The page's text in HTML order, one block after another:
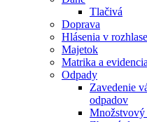
Tlačivá
Doprava
Hlásenia v
Majetok
Matrika a
Odpady
Zavedenie
odpadov
Množstvový